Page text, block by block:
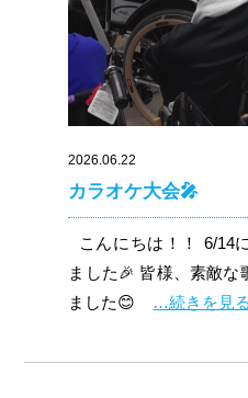
2026.06.22
カラオケ大会🎤
こんにちは！！ 6/14
ました🎉 皆様、素敵な
ました😊 …続きを見る